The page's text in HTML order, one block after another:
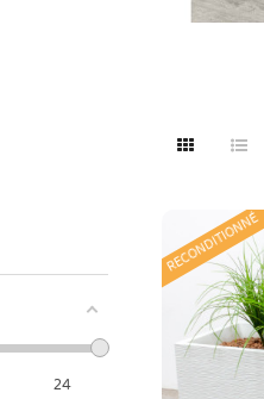
24
RECONDITIONNÉ